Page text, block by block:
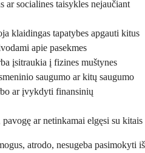
ar socialines taisykles nejaučiant
klaidingas tapatybes apgauti kitus
apie pasekmes
įsitraukia į fizines muštynes
saugumo ar kitų saugumo
ar įvykdyti finansinių
ar netinkamai elgęsi su kitais
atrodo, nesugeba pasimokyti iš